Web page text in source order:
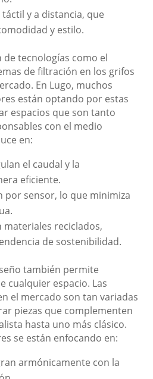
y a distancia, que
y estilo.
tecnologías como el
de filtración en los grifos
En Lugo, muchos
están optando por estas
espacios que son tanto
con el medio
en:
el caudal y la
eficiente.
por sensor, lo que minimiza
reciclados,
de sostenibilidad.
también permite
cualquier espacio. Las
el mercado son tan variadas
piezas que complementen
hasta uno más clásico.
se están enfocando en:
armónicamente con la